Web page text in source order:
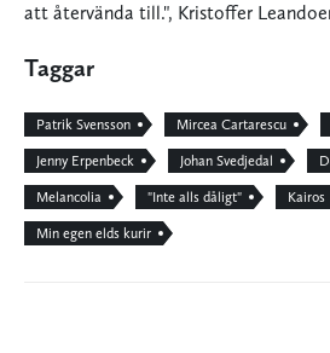
att återvända till.", Kristoffer
Taggar
Patrik Svensson Mircea Cartarescu
Jenny Erpenbeck Johan Svedjedal
Melancolia "Inte alls dåligt" Kairos
Min egen elds kurir